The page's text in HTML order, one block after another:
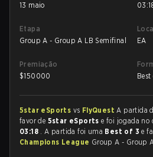
13 maio
Etapa
Group A - Group A LB Semifinal
EA
Premiação
$150000
Best
5star eSports vs FlyQuestA partida
favor de 5star eSportse foi jogada no
03:18 . A partida foi uma Best of 3e
Champions League Group A - Group